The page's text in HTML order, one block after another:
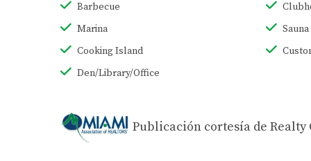
Barbecue
Marina
Sauna
Cooking Island
Den/Library/Office
Publicación cortesía de Realty